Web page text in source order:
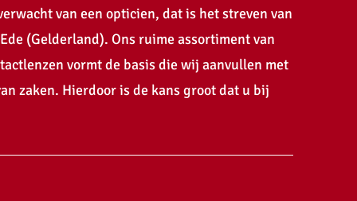
van een opticien, dat is het streven van
(Gelderland). Ons ruime assortiment van
vormt de basis die wij aanvullen met
zaken. Hierdoor is de kans groot dat u bij